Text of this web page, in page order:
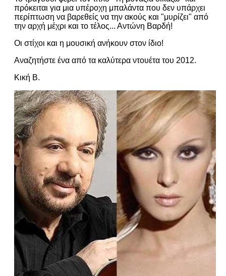
πρόκειται για μια υπέροχη μπαλάντα που δεν υπάρχει
περίπτωση να βαρεθείς να την ακούς και "μυρίζει" από
την αρχή μέχρι και το τέλος... Αντώνη Βαρδή!
Οι στίχοι και η μουσική ανήκουν στον ίδιο!
Αναζητήστε ένα από τα καλύτερα ντουέτα του 2012.
Κική Β.